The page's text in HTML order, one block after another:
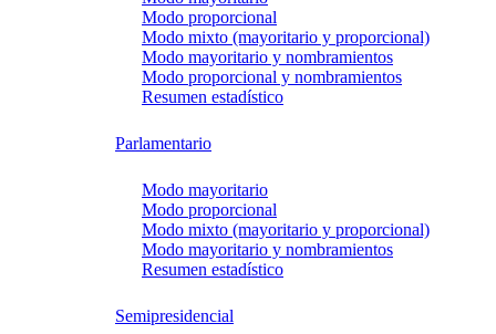
Modo proporcional
Modo mixto (mayoritario y proporcional)
Modo mayoritario y nombramientos
Modo proporcional y nombramientos
Resumen estadístico
Parlamentario
Modo mayoritario
Modo proporcional
Modo mixto (mayoritario y proporcional)
Modo mayoritario y nombramientos
Resumen estadístico
Semipresidencial